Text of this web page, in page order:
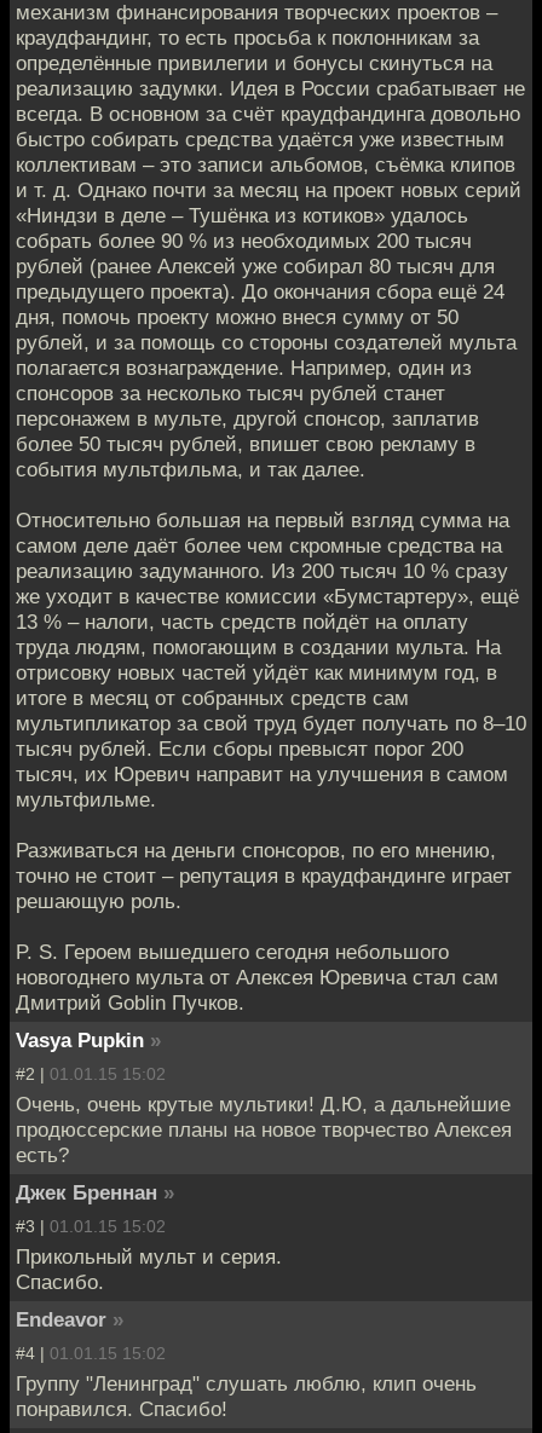
механизм финансирования творческих проектов –
краудфандинг, то есть просьба к поклонникам за
определённые привилегии и бонусы скинуться на
реализацию задумки. Идея в России срабатывает не
всегда. В основном за счёт краудфандинга довольно
быстро собирать средства удаётся уже известным
коллективам – это записи альбомов, съёмка клипов
и т. д. Однако почти за месяц на проект новых серий
«Ниндзи в деле – Тушёнка из котиков» удалось
собрать более 90 % из необходимых 200 тысяч
рублей (ранее Алексей уже собирал 80 тысяч для
предыдущего проекта). До окончания сбора ещё 24
дня, помочь проекту можно внеся сумму от 50
рублей, и за помощь со стороны создателей мульта
полагается вознаграждение. Например, один из
спонсоров за несколько тысяч рублей станет
персонажем в мульте, другой спонсор, заплатив
более 50 тысяч рублей, впишет свою рекламу в
события мультфильма, и так далее.
Относительно большая на первый взгляд сумма на
самом деле даёт более чем скромные средства на
реализацию задуманного. Из 200 тысяч 10 % сразу
же уходит в качестве комиссии «Бумстартеру», ещё
13 % – налоги, часть средств пойдёт на оплату
труда людям, помогающим в создании мульта. На
отрисовку новых частей уйдёт как минимум год, в
итоге в месяц от собранных средств сам
мультипликатор за свой труд будет получать по 8–10
тысяч рублей. Если сборы превысят порог 200
тысяч, их Юревич направит на улучшения в самом
мультфильме.
Разживаться на деньги спонсоров, по его мнению,
точно не стоит – репутация в краудфандинге играет
решающую роль.
P. S. Героем вышедшего сегодня небольшого
новогоднего мульта от Алексея Юревича стал сам
Дмитрий Goblin Пучков.
Vasya Pupkin »
#2 | 01.01.15 15:02
Очень, очень крутые мультики! Д.Ю, а дальнейшие
продюссерские планы на новое творчество Алексея
есть?
Джек Бреннан »
#3 | 01.01.15 15:02
Прикольный мульт и серия.
Спасибо.
Endeavor »
#4 | 01.01.15 15:02
Группу "Ленинград" слушать люблю, клип очень
понравился. Спасибо!